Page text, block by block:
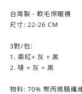
台灣製 - 軟毛保暖襪
尺寸: 22-26 CM
3對/包:
1. 棗紅+ 灰 + 黑
2. 啡 + 灰 + 黑
物料: 70% 聚丙烯腈纖